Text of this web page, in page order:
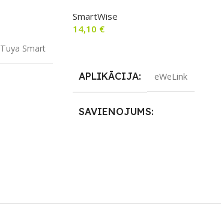
Tuya Smart
saderīgs ar eWeLink/Sonoff,
Wi-Fi + RF
SmartWise
14,10 €
APLIKĀCIJA eWeLink
SAVIENOJUMS